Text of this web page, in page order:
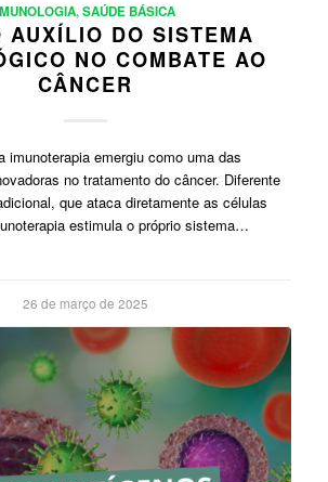
,SAÚDE BÁSICA
AUXÍLIO DO SISTEMA
NO COMBATE AO
CÂNCER
imunoterapia emergiu como uma das
no tratamento do câncer. Diferente
que ataca diretamente as células
estimula o próprio sistema…
26 de março de 2025